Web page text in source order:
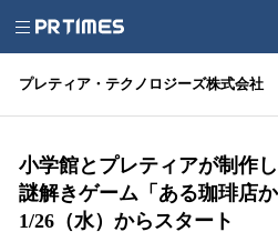
プレティア・テクノロジーズ株式会社
小学館とプレティアが制作
謎解きゲーム「ある珈琲店か
1/26（水）からスタート